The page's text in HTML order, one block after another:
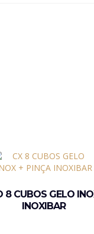
8 CUBOS GELO
INOXIBAR